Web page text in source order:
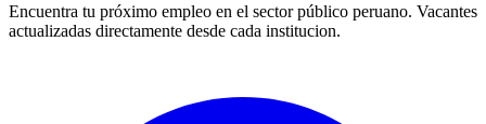
Encuentra tu próximo empleo en el sector público peruano. Vacantes
actualizadas directamente desde cada institucion.